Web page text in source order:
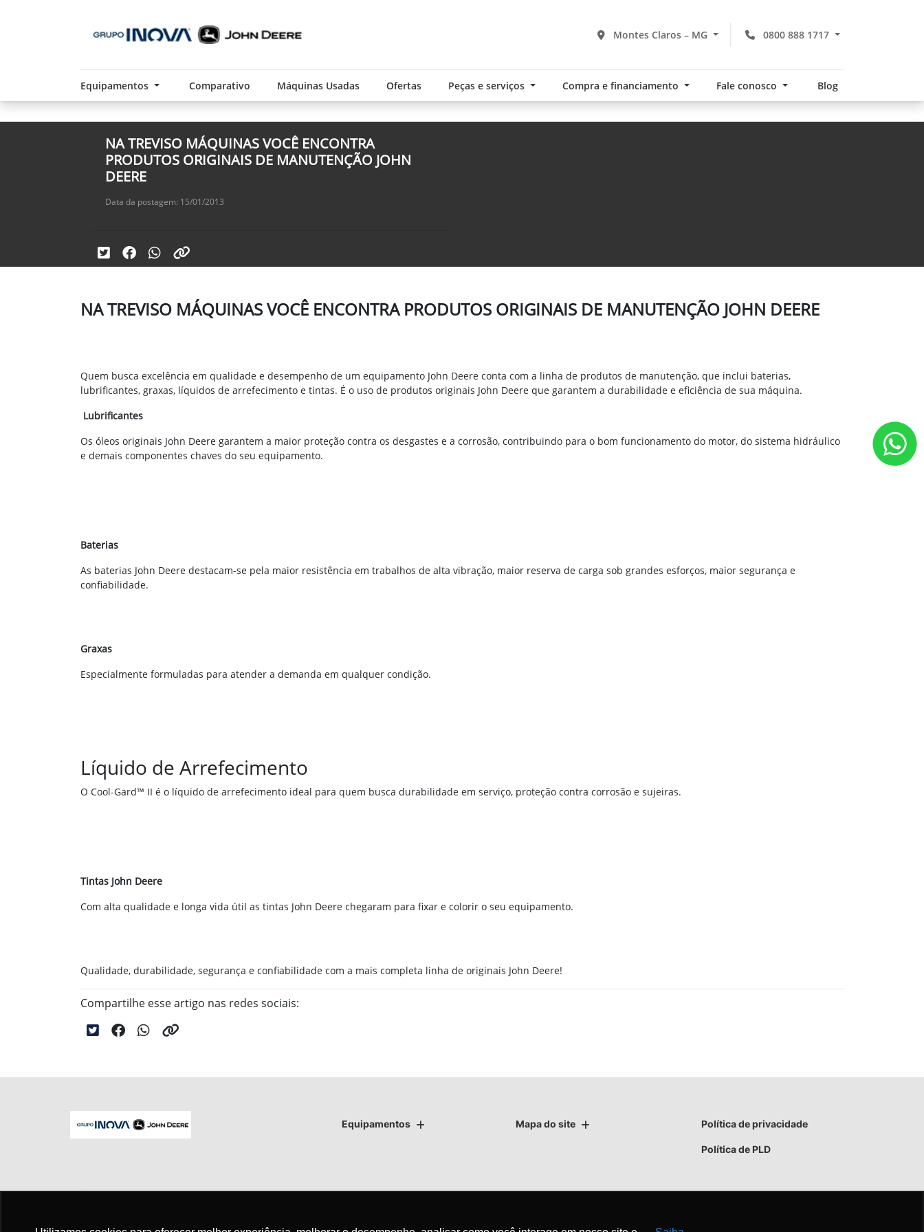
0800 888 1717
Montes Claros – MG
Equipamentos Comparativo Máquinas Usadas Ofertas Peças e serviços Compra e financiamento Fale conosco Blog
NA TREVISO MÁQUINAS VOCÊ ENCONTRA
PRODUTOS ORIGINAIS DE MANUTENÇÃO JOHN
DEERE
Data da postagem: 15/01/2013
NA TREVISO MÁQUINAS VOCÊ ENCONTRA PRODUTOS ORIGINAIS DE MANUTENÇÃO JOHN DEERE
Quem busca excelência em qualidade e desempenho de um equipamento John Deere conta com a linha de produtos de manutenção, que inclui baterias,
lubrificantes, graxas, líquidos de arrefecimento e tintas. É o uso de produtos originais John Deere que garantem a durabilidade e eficiência de sua máquina.
Lubrificantes
Os óleos originais John Deere garantem a maior proteção contra os desgastes e a corrosão, contribuindo para o bom funcionamento do motor, do sistema hidráulico
e demais componentes chaves do seu equipamento.
Baterias
As baterias John Deere destacam-se pela maior resistência em trabalhos de alta vibração, maior reserva de carga sob grandes esforços, maior segurança e
confiabilidade.
Graxas
Especialmente formuladas para atender a demanda em qualquer condição.
Líquido de Arrefecimento
O Cool-Gard™ II é o líquido de arrefecimento ideal para quem busca durabilidade em serviço, proteção contra corrosão e sujeiras.
Tintas John Deere
Com alta qualidade e longa vida útil as tintas John Deere chegaram para fixar e colorir o seu equipamento.
Qualidade, durabilidade, segurança e confiabilidade com a mais completa linha de originais John Deere!
Compartilhe esse artigo nas redes sociais:
Equipamentos Mapa do site Política de privacidade
Política de PLD